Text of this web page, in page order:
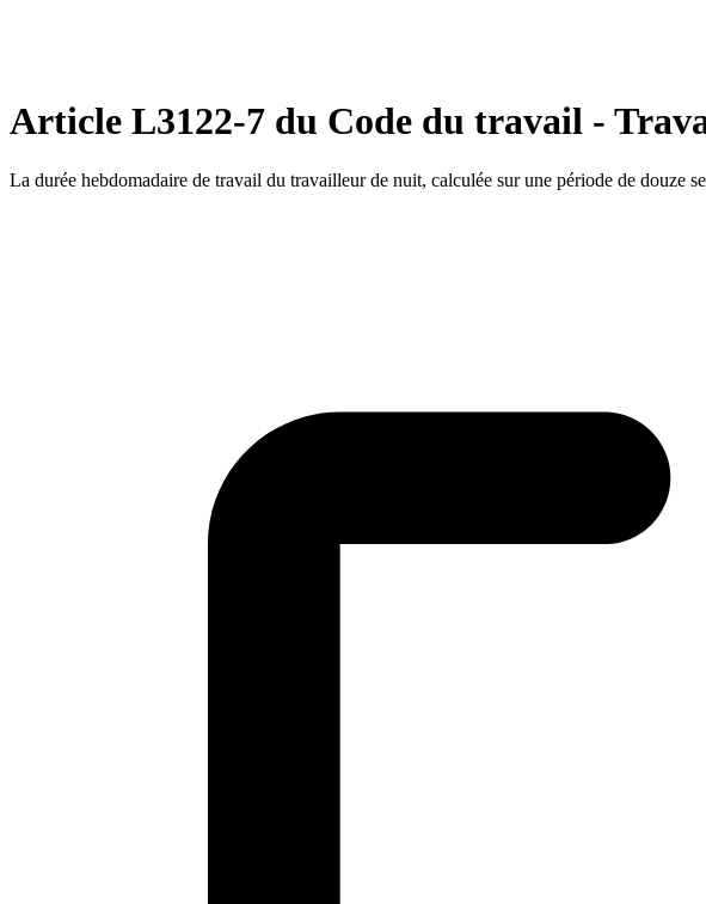
Article L3122-7 du Code du travail -
La durée hebdomadaire de travail du travailleur de nuit, calculée sur une période de douze